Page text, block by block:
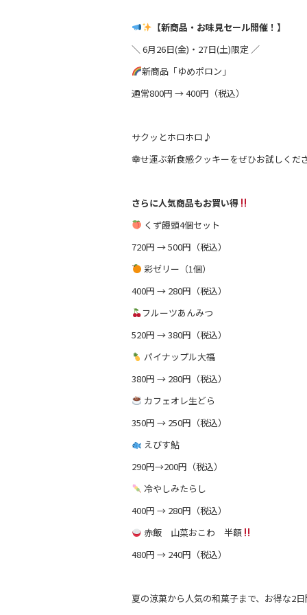
o
k
【新商品・お味見セール開催！】
＼ 6月26日(金)・27日(土)限定 ／
新商品「ゆめポロン」
通常800円 → 400円（税込）
サクッとホロホロ♪
幸せ運ぶ新食感クッキーをぜひお試しくだ
さらに人気商品もお買い得
くず饅頭4個セット
720円 → 500円（税込）
彩ゼリー（1個）
400円 → 280円（税込）
フルーツあんみつ
520円 → 380円（税込）
パイナップル大福
380円 → 280円（税込）
カフェオレ生どら
350円 → 250円（税込）
えびす鮎
290円→200円（税込）
冷やしみたらし
400円 → 280円（税込）
赤飯 山菜おこわ 半額
480円 → 240円（税込）
夏の涼菓から人気の和菓子まで、お得な2